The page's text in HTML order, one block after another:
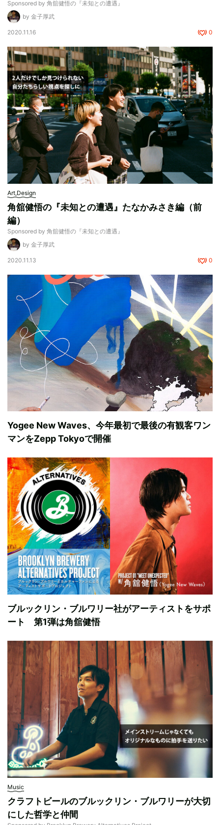
Sponsored by 角舘健悟の『未知との遭遇』
by 金子厚武
2020.11.16 0
Art,Design
角舘健悟の『未知との遭遇』たなかみさき編（前
編）
Sponsored by 角舘健悟の『未知との遭遇』
by 金子厚武
2020.11.13 0
Yogee New Waves、今年最初で最後の有観客ワン
マンをZepp Tokyoで開催
ブルックリン・ブルワリー社がアーティストをサポ
ート 第1弾は角舘健悟
Music
クラフトビールのブルックリン・ブルワリーが大切
にした哲学と仲間